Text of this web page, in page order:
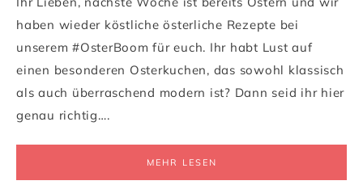
haben wieder köstliche österliche Rezepte bei
unserem #OsterBoom für euch. Ihr habt Lust auf
einen besonderen Osterkuchen, das sowohl klassisch
als auch überraschend modern ist? Dann seid ihr hier
genau richtig….
MEHR LESEN